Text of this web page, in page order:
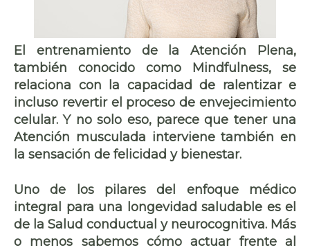
El entrenamiento de laAtención Plena,
también conocido como Mindfulness, se
relaciona con la capacidad de ralentizar e
incluso revertir el proceso de envejecimiento
celular. Y no solo eso, parece que tener una
Atención musculada interviene también en
la sensación de felicidad y bienestar.
Uno de los pilares del enfoque médico
integral para una longevidad saludable es el
de la Salud conductual y neurocognitiva. Más
o menos sabemos cómo actuar frente al